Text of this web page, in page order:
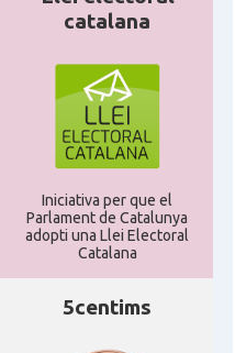
catalana
Iniciativa per que el
Parlament de Catalunya
adopti una Llei Electoral
Catalana
5centims